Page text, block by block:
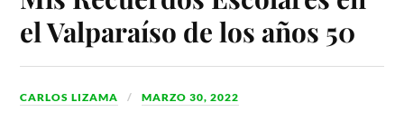
el Valparaíso de los años 50
CARLOS LIZAMA MARZO 30, 2022